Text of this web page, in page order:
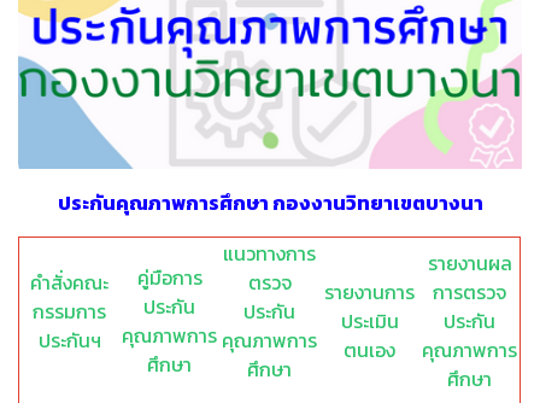
ประกันคุณภาพการศึกษา กองงานวิทยาเขตบางนา
คำสั่งคณะ
กรรมการ
ประกันฯ
คู่มือการ
ประกัน
คุณภาพการ
ศึกษา
แนวทางการ
ตรวจ
ประกัน
คุณภาพการ
ศึกษา
รายงานการ
ประเมิน
ตนเอง
รายงานผล
การตรวจ
ประกัน
คุณภาพการ
ศึกษา